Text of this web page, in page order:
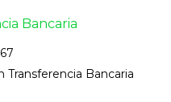
Bancaria
Transferencia Bancaria